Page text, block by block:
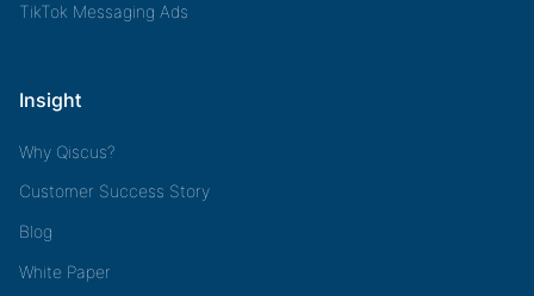
TikTok Messaging Ads
Insight
Why Qiscus?
Customer Success Story
Blog
White Paper